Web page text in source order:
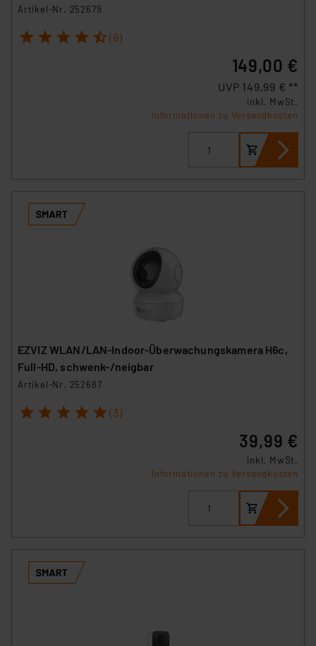
IP66
Artikel-Nr. 252679
1 2 3 4 5 (9)
149,00 €
UVP 149,99 € **
inkl. MwSt.
Informationen zu Versandkosten
EZVIZ WLAN/LAN-Indoor-Überwachungskamera H6c,
Full-HD, schwenk-/neigbar
Artikel-Nr. 252687
1 2 3 4 5 (3)
39,99 €
inkl. MwSt.
Informationen zu Versandkosten